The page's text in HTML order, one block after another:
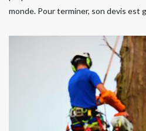
monde. Pour terminer, son devis est